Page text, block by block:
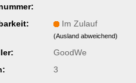
Im Zulauf
(Ausland abweichend)
GoodWe
3